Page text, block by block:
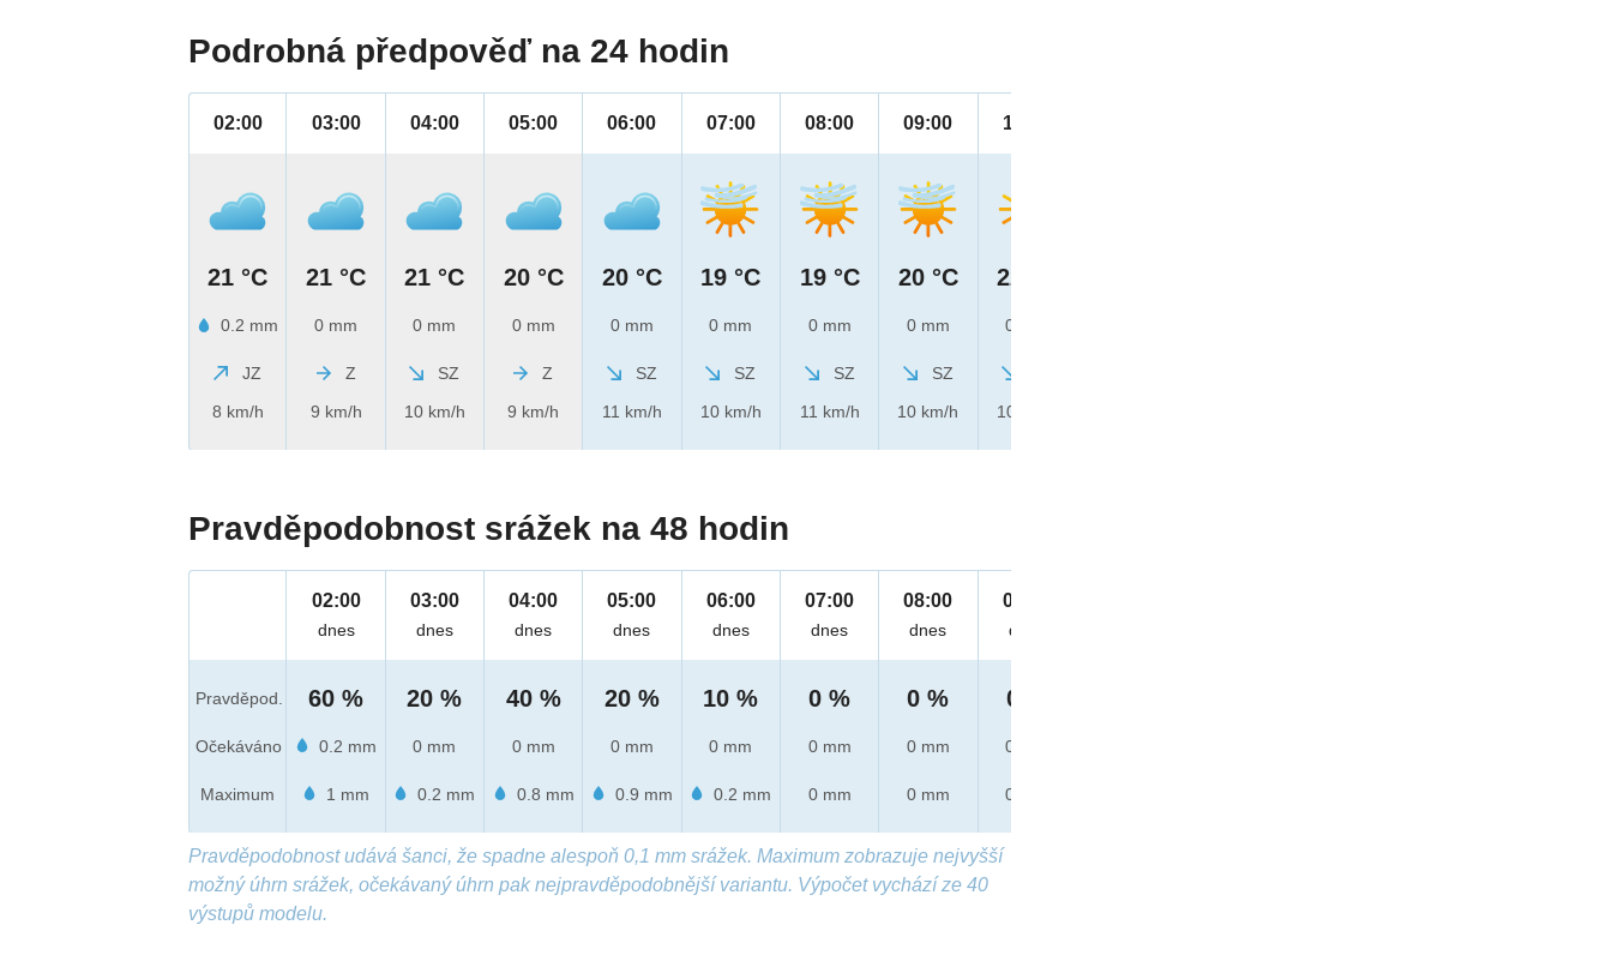
Podrobná předpověď na 24 hodin
02:00
21 °C
0.2 mm
JZ
8 km/h
03:00
21 °C
0 mm
Z
9 km/h
04:00
21 °C
0 mm
SZ
10 km/h
05:00
20 °C
0 mm
Z
9 km/h
06:00
20 °C
0 mm
SZ
11 km/h
07:00
19 °C
0 mm
SZ
10 km/h
08:00
19 °C
0 mm
SZ
11 km/h
09:00
20 °C
0 mm
SZ
10 km/h
10:00
22 °C
0 mm
10 km/h
Pravděpodobnost srážek na 48 hodin
Pravděpod.
Očekáváno
Maximum
02:00
dnes
60 %
0.2 mm
1 mm
03:00
dnes
20 %
0 mm
0.2 mm
04:00
dnes
40 %
0 mm
0.8 mm
05:00
dnes
20 %
0 mm
0.9 mm
06:00
dnes
10 %
0 mm
0.2 mm
07:00
dnes
0 %
0 mm
0 mm
08:00
dnes
0 %
0 mm
0 mm
09:00
dnes
0 %
0 mm
0 mm
Pravděpodobnost udává šanci, že spadne alespoň 0,1 mm srážek. Maximum zobrazuje nejvyšší
možný úhrn srážek, očekávaný úhrn pak nejpravděpodobnější variantu. Výpočet vychází ze 40
výstupů modelu.